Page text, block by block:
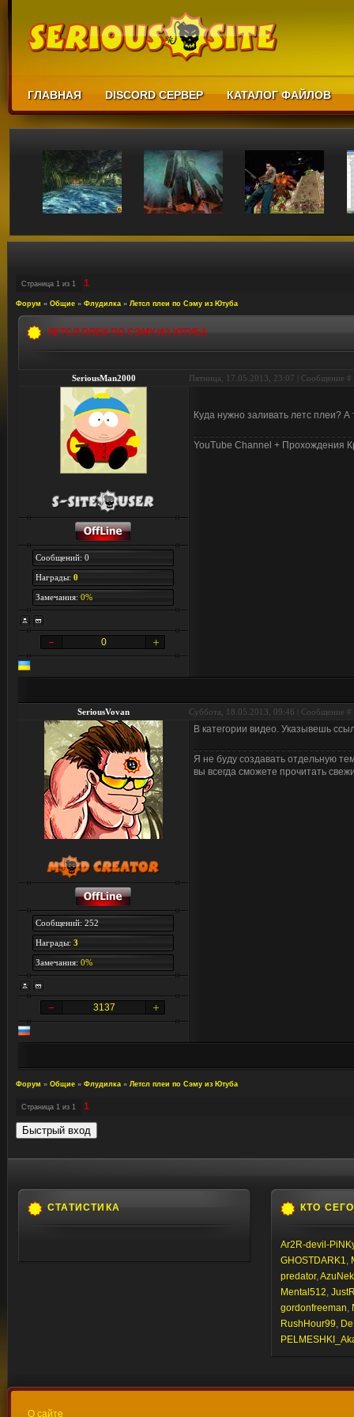
ГЛАВНАЯ DISCORD СЕРВЕР КАТАЛОГ ФАЙЛОВ
Страница 1 из 1 1
Форум » Общие » Флудилка » Летсл плеи по Сэму из Ютуба
ЛЕТСЛ ПЛЕИ ПО СЭМУ ИЗ ЮТУБА
SeriousMan2000 Пятница, 17.05.2013, 23:07 | Сообщение #
Сообщений: 0
Награды: 0
Замечания: 0%
0
Куда нужно заливать летс плеи?
YouTube Channel + Прохождения
SeriousVovan Суббота, 18.05.2013, 09:46 | Сообщение #
Сообщений: 252
Награды: 3
Замечания: 0%
3137
В категории видео. Указывешь
Я не буду создавать отдельную
вы всегда сможете прочитать
Форум » Общие » Флудилка » Летсл плеи по Сэму из Ютуба
Страница 1 из 1 1
СТАТИСТИКА КТО
Ar2R-devil-
GHOSTDARK1,
predator,
Mental512,
gordonfreeman,
RushHour99,
О сайте